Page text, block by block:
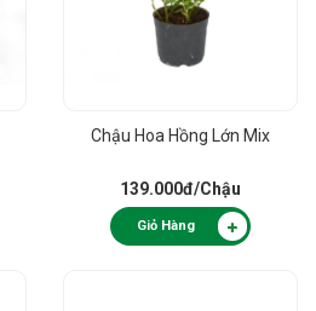
Chậu Hoa Hồng Lớn Mix
139.000đ/Chậu
Giỏ Hàng